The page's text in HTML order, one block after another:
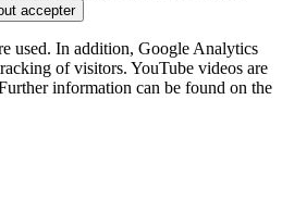
accepter
used. In addition, Google Analytics
of visitors. YouTube videos are
information can be found on the